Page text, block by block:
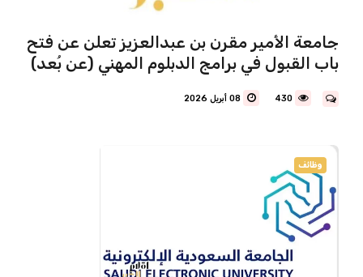
جامعة الأمير مقرن بن عبدالعزيز تعلن عن فتح
باب القبول في برامج الدبلوم المهني (عن بُعد)
430 08 أبريل 2026
وظائف